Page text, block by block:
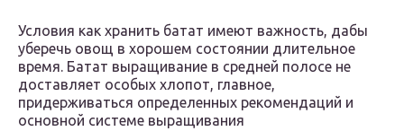
Условия как хранить батат имеют важность, дабы
уберечь овощ в хорошем состоянии длительное
время. Батат выращивание в средней полосе не
доставляет особых хлопот, главное,
придерживаться определенных рекомендаций и
основной системе выращивания